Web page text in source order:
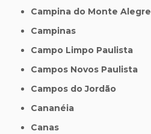
Campina do Monte Alegre
Campinas
Campo Limpo Paulista
Campos Novos Paulista
Campos do Jordão
Cananéia
Canas